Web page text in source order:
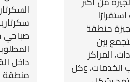
منطقة
بين
المراكز
الخدمات، وكل
صباحي
داخل
منطقة